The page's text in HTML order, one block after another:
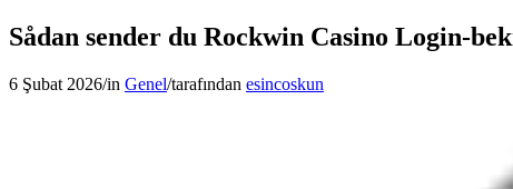
Sådan sender du Rockwin Casino Login-
6 Şubat 2026/in Genel/tarafından esincoskun